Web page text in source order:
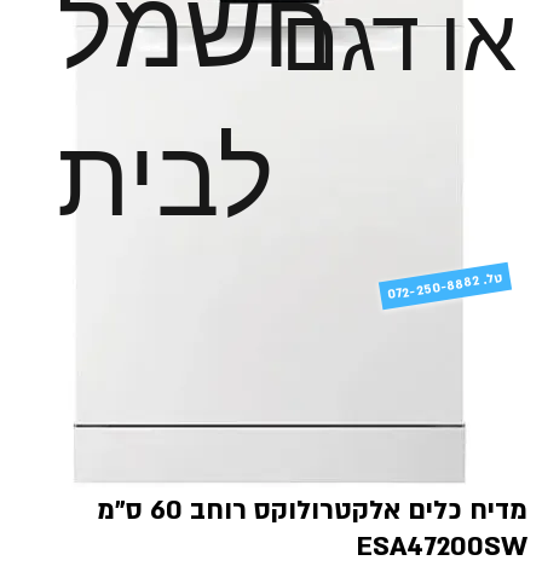
או דגם
לבית
מדיח כלים אלקטרולוקס רוחב 60 ס"מ
ESA47200SW
072-250-8882 .טל